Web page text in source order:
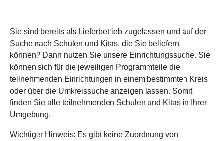
Sie sind bereits als Lieferbetrieb zugelassen und auf der
Suche nach Schulen und Kitas, die Sie beliefern
können? Dann nutzen Sie unsere Einrichtungssuche. Sie
können sich für die jeweiligen Programmteile die
teilnehmenden Einrichtungen in einem bestimmten Kreis
oder über die Umkreissuche anzeigen lassen. Somit
finden Sie alle teilnehmenden Schulen und Kitas in Ihrer
Umgebung.
Wichtiger Hinweis: Es gibt keine Zuordnung von